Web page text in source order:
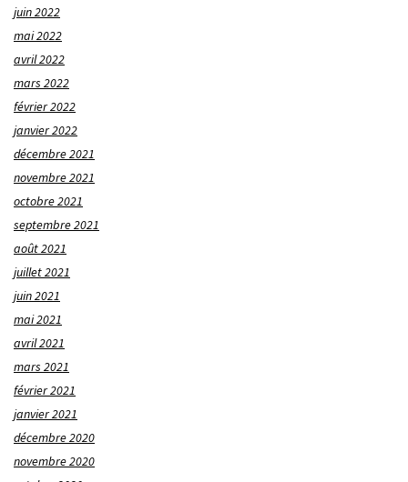
juin 2022
mai 2022
avril 2022
mars 2022
février 2022
janvier 2022
décembre 2021
novembre 2021
octobre 2021
septembre 2021
août 2021
juillet 2021
juin 2021
mai 2021
avril 2021
mars 2021
février 2021
janvier 2021
décembre 2020
novembre 2020